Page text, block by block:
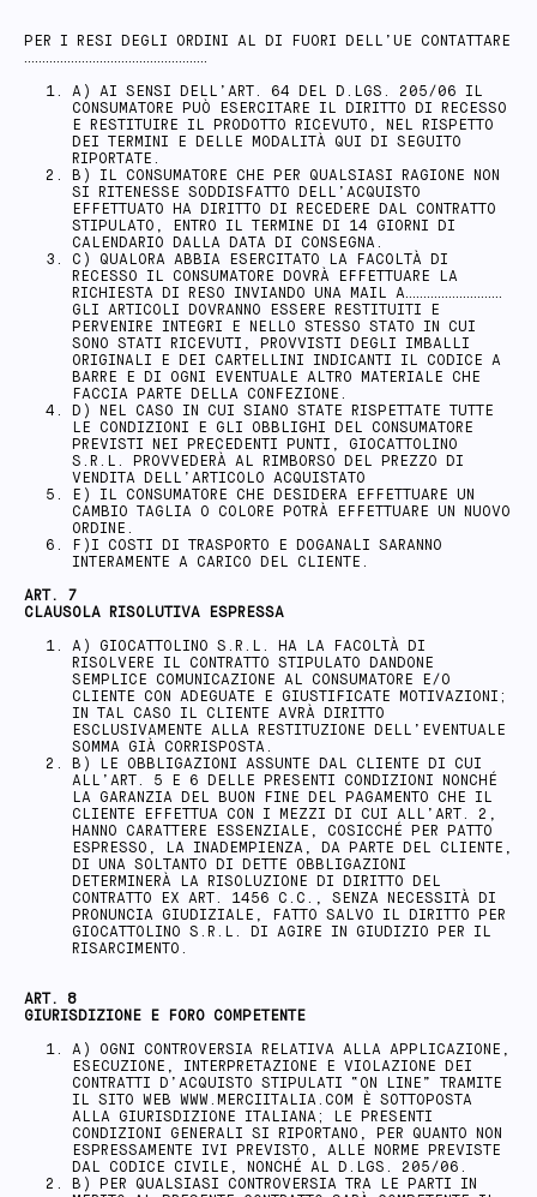
PER I RESI DEGLI ORDINI AL DI FUORI DELL’UE CONTATTARE
……………………………………………
A) AI SENSI DELL’ART. 64 DEL D.LGS. 205/06 IL
CONSUMATORE PUÒ ESERCITARE IL DIRITTO DI RECESSO
E RESTITUIRE IL PRODOTTO RICEVUTO, NEL RISPETTO
DEI TERMINI E DELLE MODALITÀ QUI DI SEGUITO
RIPORTATE.
B) IL CONSUMATORE CHE PER QUALSIASI RAGIONE NON
SI RITENESSE SODDISFATTO DELL’ACQUISTO
EFFETTUATO HA DIRITTO DI RECEDERE DAL CONTRATTO
STIPULATO, ENTRO IL TERMINE DI 14 GIORNI DI
CALENDARIO DALLA DATA DI CONSEGNA.
C) QUALORA ABBIA ESERCITATO LA FACOLTÀ DI
RECESSO IL CONSUMATORE DOVRÀ EFFETTUARE LA
RICHIESTA DI RESO INVIANDO UNA MAIL A………………………
GLI ARTICOLI DOVRANNO ESSERE RESTITUITI E
PERVENIRE INTEGRI E NELLO STESSO STATO IN CUI
SONO STATI RICEVUTI, PROVVISTI DEGLI IMBALLI
ORIGINALI E DEI CARTELLINI INDICANTI IL CODICE A
BARRE E DI OGNI EVENTUALE ALTRO MATERIALE CHE
FACCIA PARTE DELLA CONFEZIONE.
D) NEL CASO IN CUI SIANO STATE RISPETTATE TUTTE
LE CONDIZIONI E GLI OBBLIGHI DEL CONSUMATORE
PREVISTI NEI PRECEDENTI PUNTI, GIOCATTOLINO
S.R.L. PROVVEDERÀ AL RIMBORSO DEL PREZZO DI
VENDITA DELL’ARTICOLO ACQUISTATO
E) IL CONSUMATORE CHE DESIDERA EFFETTUARE UN
CAMBIO TAGLIA O COLORE POTRÀ EFFETTUARE UN NUOVO
ORDINE.
F)I COSTI DI TRASPORTO E DOGANALI SARANNO
INTERAMENTE A CARICO DEL CLIENTE.
ART. 7
CLAUSOLA RISOLUTIVA ESPRESSA
A) GIOCATTOLINO S.R.L. HA LA FACOLTÀ DI
RISOLVERE IL CONTRATTO STIPULATO DANDONE
SEMPLICE COMUNICAZIONE AL CONSUMATORE E/O
CLIENTE CON ADEGUATE E GIUSTIFICATE MOTIVAZIONI;
IN TAL CASO IL CLIENTE AVRÀ DIRITTO
ESCLUSIVAMENTE ALLA RESTITUZIONE DELL’EVENTUALE
SOMMA GIÀ CORRISPOSTA.
B) LE OBBLIGAZIONI ASSUNTE DAL CLIENTE DI CUI
ALL’ART. 5 E 6 DELLE PRESENTI CONDIZIONI NONCHÉ
LA GARANZIA DEL BUON FINE DEL PAGAMENTO CHE IL
CLIENTE EFFETTUA CON I MEZZI DI CUI ALL’ART. 2,
HANNO CARATTERE ESSENZIALE, COSICCHÉ PER PATTO
ESPRESSO, LA INADEMPIENZA, DA PARTE DEL CLIENTE,
DI UNA SOLTANTO DI DETTE OBBLIGAZIONI
DETERMINERÀ LA RISOLUZIONE DI DIRITTO DEL
CONTRATTO EX ART. 1456 C.C., SENZA NECESSITÀ DI
PRONUNCIA GIUDIZIALE, FATTO SALVO IL DIRITTO PER
GIOCATTOLINO S.R.L. DI AGIRE IN GIUDIZIO PER IL
RISARCIMENTO.
ART. 8
GIURISDIZIONE E FORO COMPETENTE
A) OGNI CONTROVERSIA RELATIVA ALLA APPLICAZIONE,
ESECUZIONE, INTERPRETAZIONE E VIOLAZIONE DEI
CONTRATTI D’ACQUISTO STIPULATI “ON LINE” TRAMITE
IL SITO WEB WWW.MERCIITALIA.COM È SOTTOPOSTA
ALLA GIURISDIZIONE ITALIANA; LE PRESENTI
CONDIZIONI GENERALI SI RIPORTANO, PER QUANTO NON
ESPRESSAMENTE IVI PREVISTO, ALLE NORME PREVISTE
DAL CODICE CIVILE, NONCHÉ AL D.LGS. 205/06.
B) PER QUALSIASI CONTROVERSIA TRA LE PARTI IN